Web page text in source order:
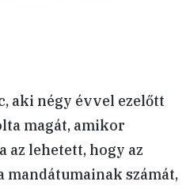
aki négy évvel ezelőtt
magát, amikor
lehetett, hogy az
mandátumainak számát,